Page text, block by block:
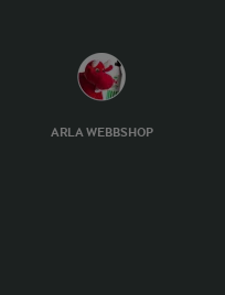
ARLA WEBBSHOP